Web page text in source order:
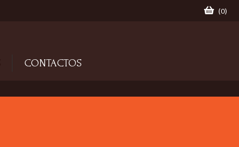
(0)
CONTACTOS